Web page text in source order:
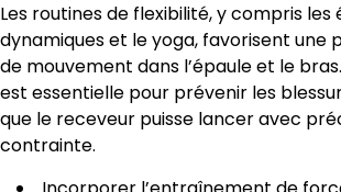
Les routines de flexibilité, y compris
dynamiques et le yoga, favorisent une
de mouvement dans l’épaule et le
est essentielle pour prévenir les
que le receveur puisse lancer avec
contrainte.